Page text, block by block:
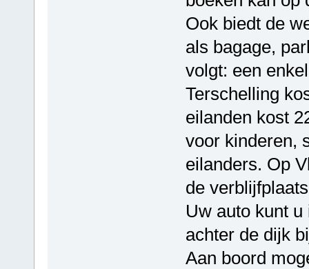
Ook biedt de
als bagage,
volgt: een
Terschelling
eilanden kost
voor kinderen,
eilanders. Op
de
Uw auto kunt
achter de dijk
Aan boord